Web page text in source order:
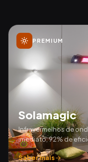
PREMIUM
Solamagic
Infravermelhos de
imediato, 92% de
Saber mais